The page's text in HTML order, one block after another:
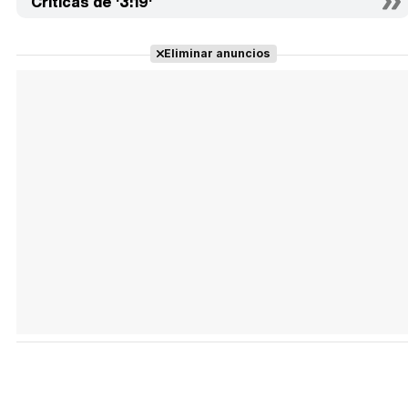
Eliminar anuncios